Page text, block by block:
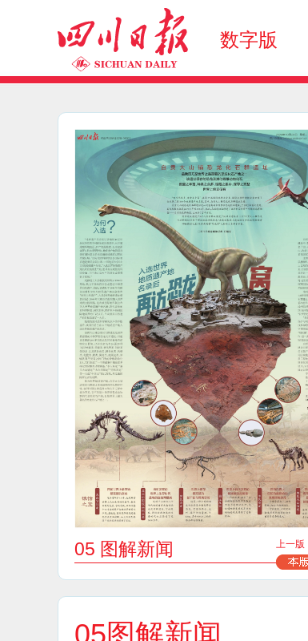
数字版
05 图解新闻 上一版
05图解新闻